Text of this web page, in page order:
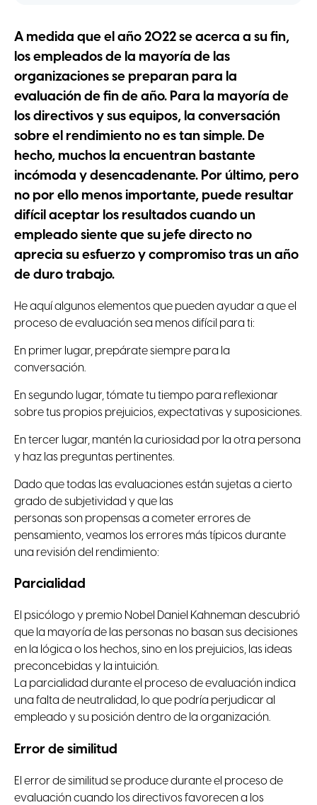
A medida que el año 2022 se acerca a su fin,
los empleados de la mayoría de las
organizaciones se preparan para la
evaluación de fin de año. Para la mayoría de
los directivos y sus equipos, la conversación
sobre el rendimiento no es tan simple. De
hecho, muchos la encuentran bastante
incómoda y desencadenante. Por último, pero
no por ello menos importante, puede resultar
difícil aceptar los resultados cuando un
empleado siente que su jefe directo no
aprecia su esfuerzo y compromiso tras un año
de duro trabajo.
He aquí algunos elementos que pueden ayudar a que el
proceso de evaluación sea menos difícil para ti:
En primer lugar, prepárate siempre para la
conversación.
En segundo lugar, tómate tu tiempo para reflexionar
sobre tus propios prejuicios, expectativas y suposiciones.
En tercer lugar, mantén la curiosidad por la otra persona
y haz las preguntas pertinentes.
Dado que todas las evaluaciones están sujetas a cierto
grado de subjetividad y que las
personas son propensas a cometer errores de
pensamiento, veamos los errores más típicos durante
una revisión del rendimiento:
Parcialidad
El psicólogo y premio Nobel Daniel Kahneman descubrió
que la mayoría de las personas no basan sus decisiones
en la lógica o los hechos, sino en los prejuicios, las ideas
preconcebidas y la intuición.
La parcialidad durante el proceso de evaluación indica
una falta de neutralidad, lo que podría perjudicar al
empleado y su posición dentro de la organización.
Error de similitud
El error de similitud se produce durante el proceso de
evaluación cuando los directivos favorecen a los